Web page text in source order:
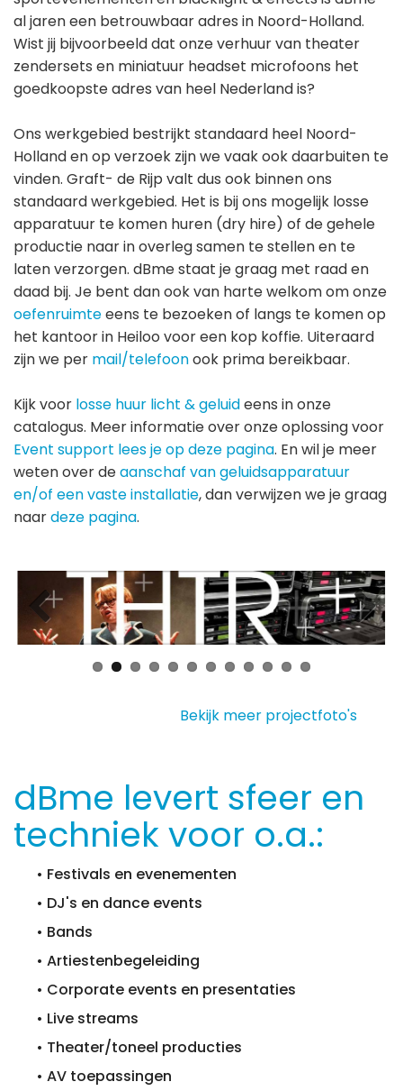
al jaren een betrouwbaar adres in Noord-Holland.
Wist jij bijvoorbeeld dat onze verhuur van theater
zendersets en miniatuur headset microfoons het
goedkoopste adres van heel Nederland is?
Ons werkgebied bestrijkt standaard heel Noord-
Holland en op verzoek zijn we vaak ook daarbuiten te
vinden. Graft- de Rijp valt dus ook binnen ons
standaard werkgebied. Het is bij ons mogelijk losse
apparatuur te komen huren (dry hire) of de gehele
productie naar in overleg samen te stellen en te
laten verzorgen. dBme staat je graag met raad en
daad bij. Je bent dan ook van harte welkom om onze
oefenruimteeens te bezoeken of langs te komen op
het kantoor in Heiloo voor een kop koffie. Uiteraard
zijn we per mail/telefoonook prima bereikbaar.
Kijk voor losse huur licht & geluideens in onze
catalogus. Meer informatie over onze oplossing voor
Event support lees je op deze pagina. En wil je meer
weten over deaanschaf van geluidsapparatuur
en/of een vaste installatie, dan verwijzen we je graag
naardeze pagina.
Bekijk meer projectfoto's
dBme levert sfeer en
techniek voor o.a.:
• Festivals en evenementen
• DJ's en dance events
• Bands
• Artiestenbegeleiding
• Corporate events en presentaties
• Live streams
• Theater/toneel producties
• AV toepassingen